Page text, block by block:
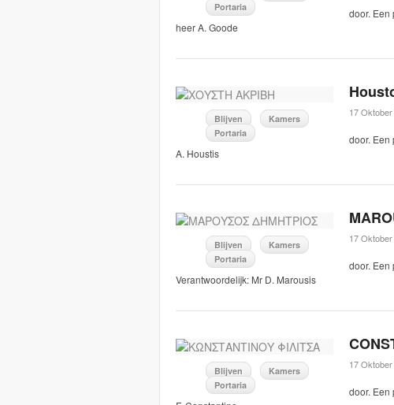
Portaria
door. Een
heer A. Goode
Blijven
Kamers
Portaria
17
door. Een
A. Houstis
Blijven
Kamers
Portaria
17
door. Een
Verantwoordelijk: Mr D. Marousis
Blijven
Kamers
Portaria
17
door. Een